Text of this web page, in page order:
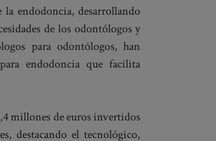
endodoncia, desarrollando
de los odontólogos y
para odontólogos, han
endodoncia que facilita
millones de euros invertidos
destacando el tecnológico,